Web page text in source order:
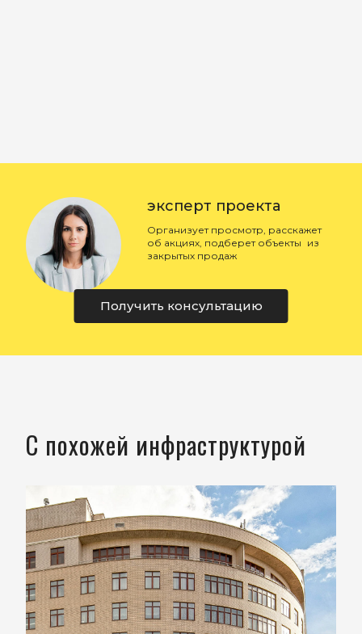
эксперт проекта
Организует просмотр, расскажет
об акциях, подберет объекты из
закрытых продаж
Получить консультацию
С похожей инфраструктурой